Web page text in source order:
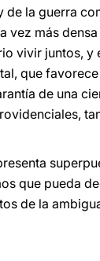
de la guerra
vez más
vivir juntos, y
que
de una
que pueda
de la